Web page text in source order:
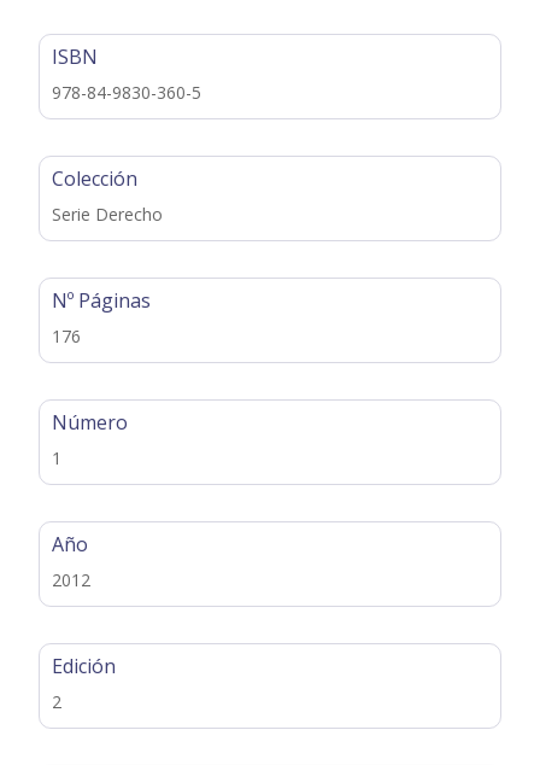
ISBN
978-84-9830-360-5
Colección
Serie Derecho
Nº Páginas
176
Número
1
Año
2012
Edición
2